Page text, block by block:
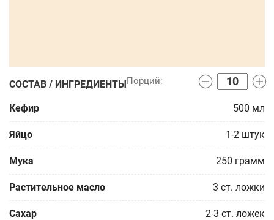
СОСТАВ / ИНГРЕДИЕНТЫ
Кефир 500 мл
Яйцо 1-2 штук
Мука 250 грамм
Растительное масло 3 ст. ложки
Сахар 2-3 ст. ложек